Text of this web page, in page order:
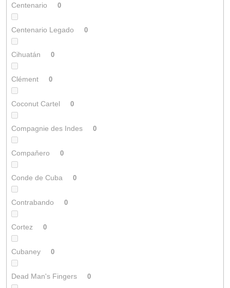
Centenario 0
Centenario Legado 0
Cihuatán 0
Clément 0
Coconut Cartel 0
Compagnie des Indes 0
Compaňero 0
Conde de Cuba 0
Contrabando 0
Cortez 0
Cubaney 0
Dead Man's Fingers 0